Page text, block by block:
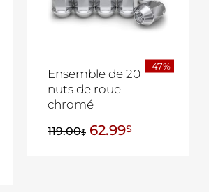
Ensemble de 20
nuts de roue
chromé
119.00$ 62.99$
-47%